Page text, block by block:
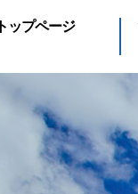
トップページ